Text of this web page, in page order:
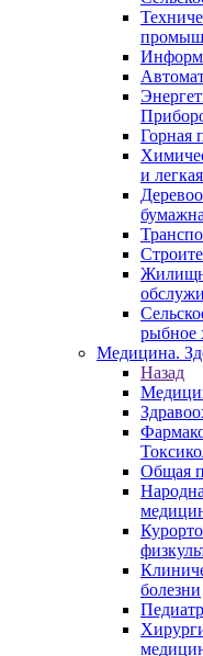
Горная
и
рыбное
Медицина.
Назад
Общая
болезни